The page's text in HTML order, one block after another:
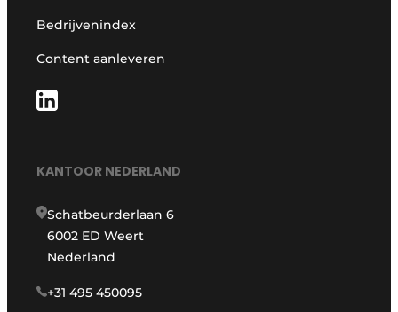
Bedrijvenindex
Content aanleveren
KANTOOR NEDERLAND
Schatbeurderlaan 6
6002 ED Weert
Nederland
+31 495 450095